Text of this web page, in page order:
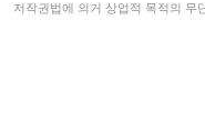
저작권법에 의거 상업적 목적의 무